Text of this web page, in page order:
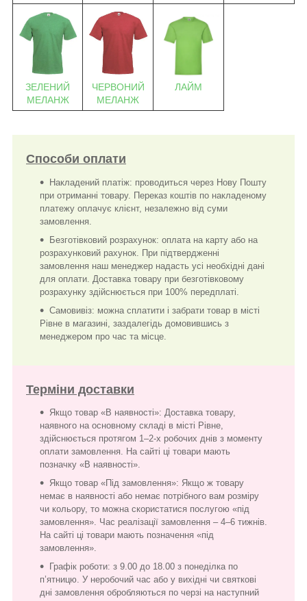
ЗЕЛЕНИЙ
МЕЛАНЖ
ЧЕРВОНИЙ
МЕЛАНЖ
ЛАЙМ
Способи оплати
Накладений платіж: проводиться через Нову Пошту
при отриманні товару. Переказ коштів по накладеному
платежу оплачує клієнт, незалежно від суми
замовлення.
Безготівковий розрахунок: оплата на карту або на
розрахунковий рахунок. При підтвердженні
замовлення наш менеджер надасть усі необхідні дані
для оплати. Доставка товару при безготівковому
розрахунку здійснюється при 100% передплаті.
Самовивіз: можна сплатити і забрати товар в місті
Рівне в магазині, заздалегідь домовившись з
менеджером про час та місце.
Терміни доставки
Якщо товар «В наявності»: Доставка товару,
наявного на основному складі в місті Рівне,
здійснюється протягом 1–2-х робочих днів з моменту
оплати замовлення. На сайті ці товари мають
позначку «В наявності».
Якщо товар «Під замовлення»: Якщо ж товару
немає в наявності або немає потрібного вам розміру
чи кольору, то можна скористатися послугою «під
замовлення». Час реалізації замовлення – 4–6 тижнів.
На сайті ці товари мають позначення «під
замовлення».
Графік роботи: з 9.00 до 18.00 з понеділка по
п’ятницю. У неробочий час або у вихідні чи святкові
дні замовлення обробляються по черзі на наступний